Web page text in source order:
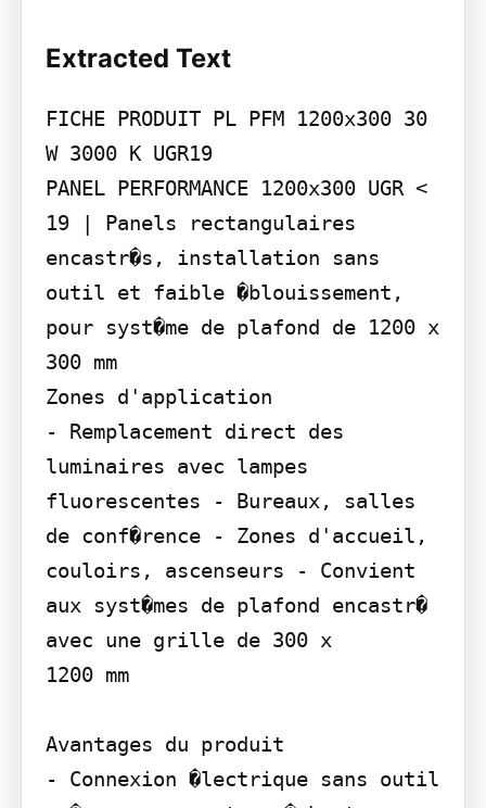
Extracted Text
FICHE PRODUIT PL PFM 1200x300 30
W 3000 K UGR19
PANEL PERFORMANCE 1200x300 UGR <
19 | Panels rectangulaires
encastr�s, installation sans
outil et faible �blouissement,
pour syst�me de plafond de 1200 x
300 mm
Zones d'application
- Remplacement direct des
luminaires avec lampes
fluorescentes - Bureaux, salles
de conf�rence - Zones d'accueil,
couloirs, ascenseurs - Convient
aux syst�mes de plafond encastr�
avec une grille de 300 x
1200 mm
Avantages du produit
- Connexion �lectrique sans outil